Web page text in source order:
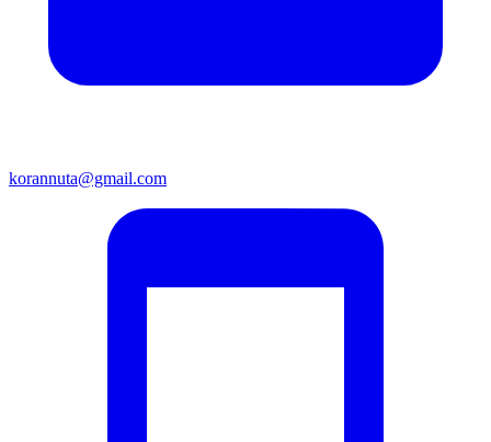
korannuta@gmail.com